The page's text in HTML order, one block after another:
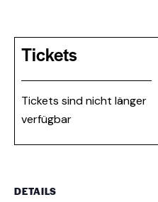
Tickets
Tickets sind nicht länger
verfügbar
DETAILS